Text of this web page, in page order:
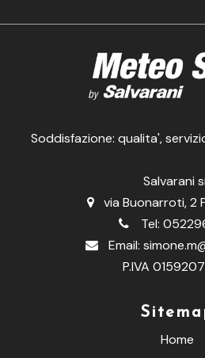
Soddisfazione: qualita',
Salvarani
via Buonarroti, 2
Tel:
Email:
P.IVA
Home